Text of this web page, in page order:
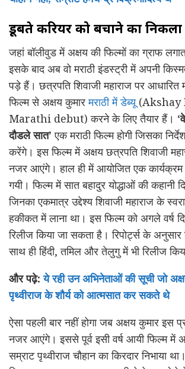
डूबते करियर को बचाने का निकला
जहां बॉलीवुड में अक्षय की फिल्मों का ग्राफ
इसके बाद अब वो मराठी इंडस्ट्री में अपनी
पड़े हैं। छत्रपति शिवाजी महाराज पर
फिल्म से अक्षय कुमारमराठी में डेब्यू(Akshay
Marathi debut) करने के लिए तैयार हैं। ‘
दौडले सात’ एक मराठी फिल्म होगी जिसका
करेंगे। इस फिल्म में अक्षय छत्रपति शिवाजी
नजर आएंगे। हाल ही में आयोजित एक कार्यक्रम
गयी। फिल्म में सात बहादुर योद्धाओं की कहानी
जिनका एकमात्र उद्देश्य शिवाजी महाराज के
हकीकत में लाना था। इस फिल्म को अगले वर्ष
रिलीज किया जा सकता है। रिपोर्ट्स के अनुसार
साथ ही हिंदी, तमिल और तेलुगु में भी रिलीज
और पढ़े:ये रही उन अभिनेताओं की सूची जो
पृथ्वीराज के शौर्य को आत्मसात कर सकते थे
ऐसा पहली बार नहीं होगा जब अक्षय कुमार इस
नजर आएंगे। इससे पूर्व इसी वर्ष आयी फिल्म में
सम्राट पृथ्वीराज चौहान का किरदार निभाया